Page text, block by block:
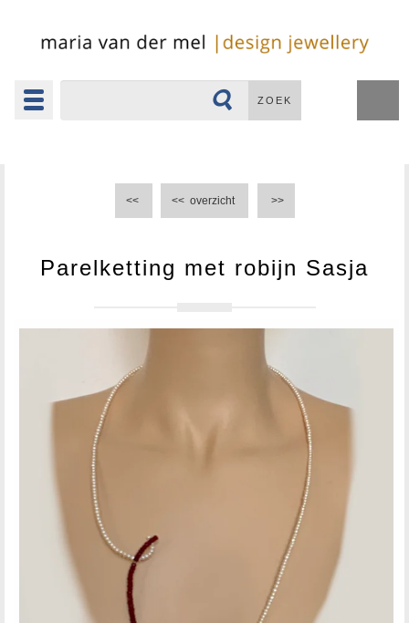
Toggle
navigation
ZOEK
<< << overzicht >>
Parelketting met robijn Sasja